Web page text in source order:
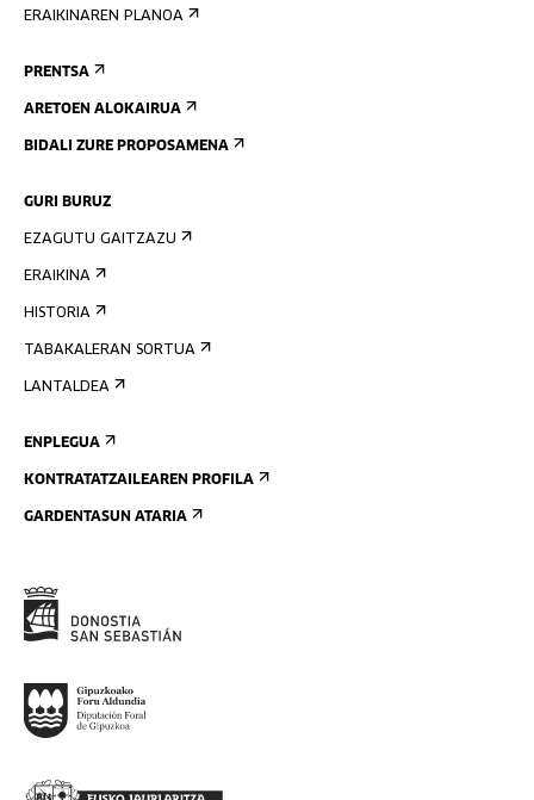
ERAIKINAREN PLANOA
PRENTSA
ARETOEN ALOKAIRUA
BIDALI ZURE PROPOSAMENA
GURI BURUZ
EZAGUTU GAITZAZU
ERAIKINA
HISTORIA
TABAKALERAN SORTUA
LANTALDEA
ENPLEGUA
KONTRATATZAILEAREN PROFILA
GARDENTASUN ATARIA